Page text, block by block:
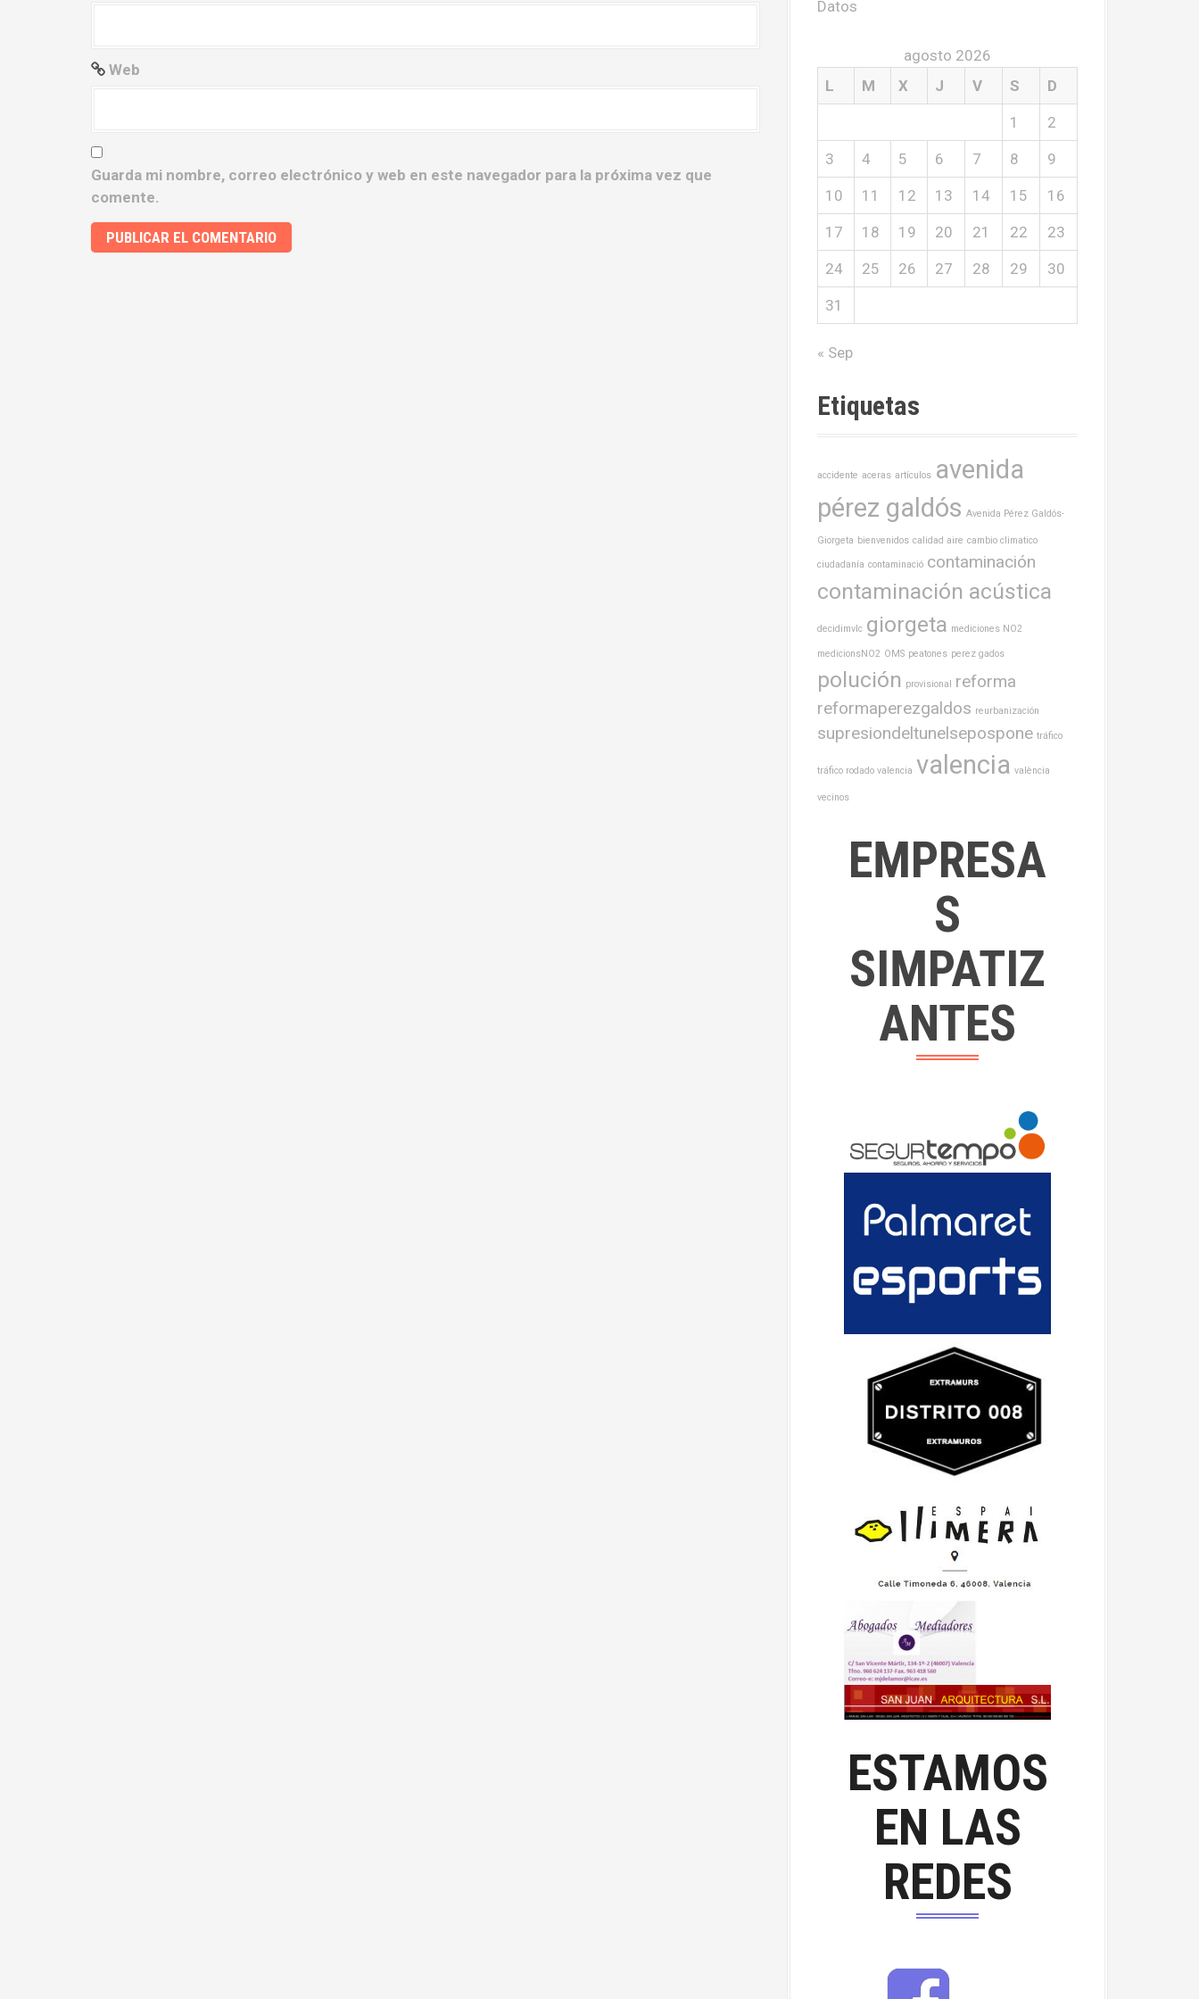
d Web
Guarda mi nombre, correo electrónico y web en este navegador para la próxima vez que
comente.
Datos
agosto 2026
L
M X J V S D
1 2
3 4 5 6 7 8 9
10 11 12 13 14 15 16
17 18 19 20 21 22 23
24 25 26 27 28 29 30
31
« Sep
Etiquetas
accidente aceras artículos avenida
pérez galdós Avenida Pérez Galdós-
Giorgeta bienvenidos calidad aire cambio climatico
ciudadanía contaminació contaminación
contaminación acústica
decidimvlc giorgeta mediciones NO2
medicionsNO2 OMS peatones perez gados
polución provisional reforma
reformaperezgaldos reurbanización
supresiondeltunelsepospone tráfico
tráfico rodado valencia valencia valència
vecinos
EMPRESA
S
SIMPATIZ
ANTES
ESTAMOS
EN LAS
REDES